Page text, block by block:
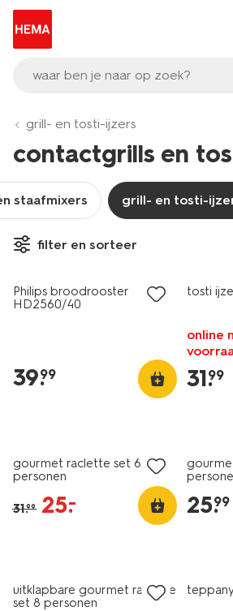
waar ben je naar op zoek?
grill- en tosti-ijzers
contactgrills en
staafmixers grill- en tosti-
filter en sorteer
beste koop
Philips broodrooster
HD2560/40
39.
99
tosti
online
31.
99
gourmet raclette set 6
personen
31.99 25.
– 25.
99
uitklapbare gourmet raclette
set 8 personen